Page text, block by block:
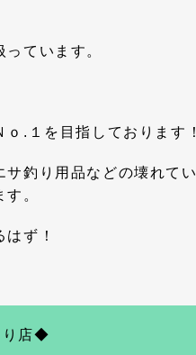
ています。
.１を目指しております！
釣り用品などの壊れてい
。
ず！
り店◆